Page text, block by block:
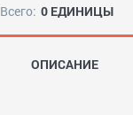
Всего: 0 ЕДИНИЦЫ
ОПИСАНИЕ